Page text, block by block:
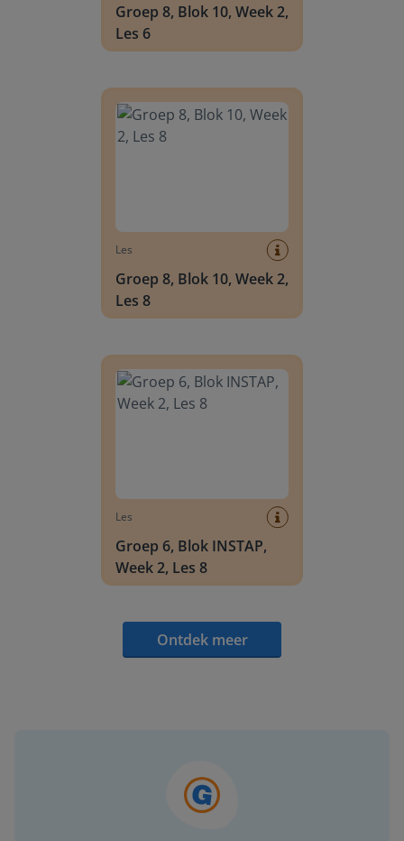
Groep 8, Blok 10, Week 2,
Les 6
Les
Groep 8, Blok 10, Week 2,
Les 8
Les
Groep 6, Blok INSTAP,
Week 2, Les 8
Ontdek meer